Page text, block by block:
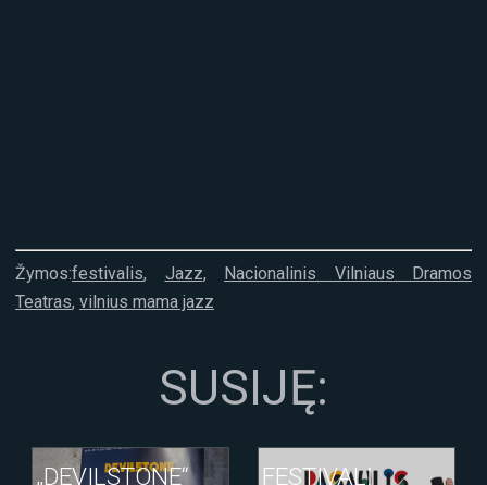
Žymos:festivalis, Jazz,
Nacionalinis Vilniaus Dramos
Teatras, vilnius mama jazz
SUSIJĘ:
„DEVILSTONE“
FESTIVALĮ